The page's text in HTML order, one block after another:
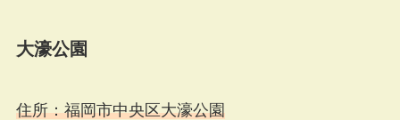
大濠公園
住所：福岡市中央区大濠公園